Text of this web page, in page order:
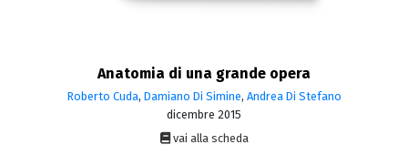
Anatomia di una grande opera
Roberto Cuda, Damiano Di Simine, Andrea Di Stefano
dicembre 2015
vai alla scheda